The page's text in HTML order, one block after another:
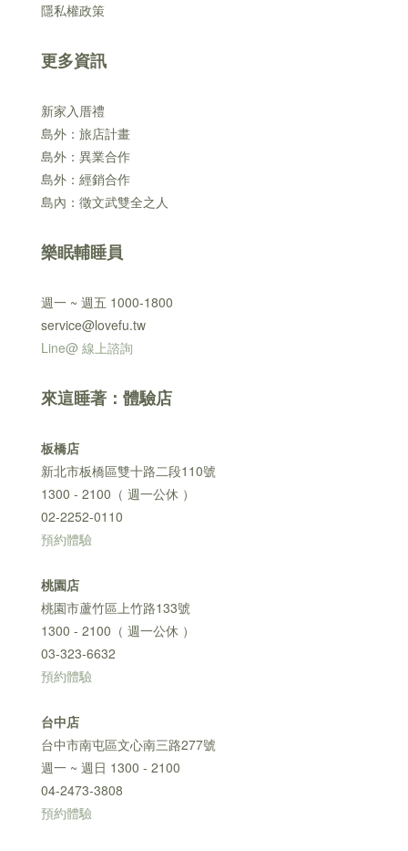
隱私權政策
更多資訊
新家入厝禮
島外：旅店計畫
島外：異業合作
島外：經銷合作
島內：徵文武雙全之人
樂眠輔睡員
週一 ~ 週五 1000-1800
service@lovefu.tw
Line@ 線上諮詢
來這睡著：體驗店
板橋店
新北市板橋區雙十路二段110號
1300 - 2100（ 週一公休 ）
02-2252-0110
預約體驗
桃園店
桃園市蘆竹區上竹路133號
1300 - 2100（ 週一公休 ）
03-323-6632
預約體驗
台中店
台中市南屯區文心南三路277號
週一 ~ 週日 1300 - 2100
04-2473-3808
預約體驗